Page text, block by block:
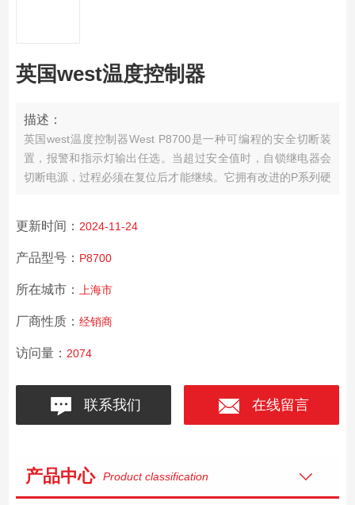
英国west温度控制器
描述：
英国west温度控制器West P8700是一种可编程的安全切断装
置，报警和指示灯输出任选。当超过安全值时，自锁继电器会
切断电源，过程必须在复位后才能继续。它拥有改进的P系列硬
更新时间： 2024-11-24
产品型号： P8700
所在城市： 上海市
厂商性质： 经销商
访问量： 2074
联系我们 在线留言
产品中心 Product classification